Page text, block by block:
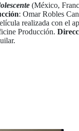
(México,
: Omar Robles
realizada con el
Producción.